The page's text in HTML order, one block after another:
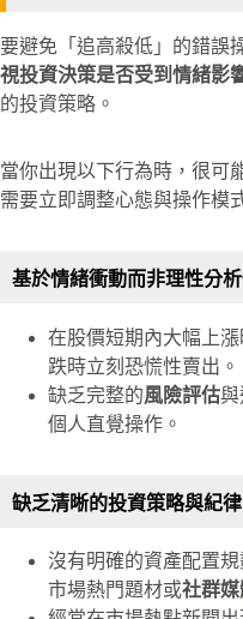
要避免「追高殺低」的錯誤
視投資決策是否受到情緒影
的投資策略。
當你出現以下行為時，很可
需要立即調整心態與操作模
基於情緒衝動而非理性分
在股價短期內大幅上
跌時立刻恐慌性賣出。
缺乏完整的風險評估與
個人直覺操作。
缺乏清晰的投資策略與紀律
沒有明確的資產配置
市場熱門題材或社群